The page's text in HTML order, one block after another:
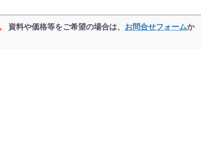
資料や価格等をご希望の場合は、 お問合せフォームか